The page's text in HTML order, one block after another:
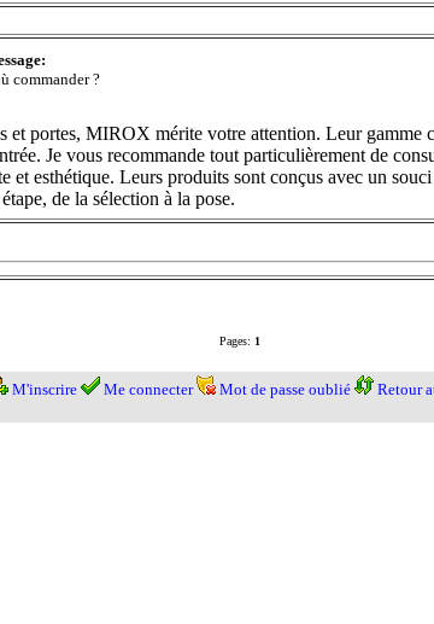
commander ?
et portes, MIROX mérite votre attention. Leur gamme
Je vous recommande tout particulièrement de
et esthétique. Leurs produits sont conçus avec un
de la sélection à la pose.
Pages: 1
M'inscrire Me connecter Mot de passe oublié Retour